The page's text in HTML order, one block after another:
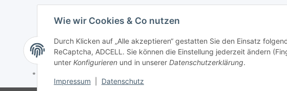
Wie wir Cookies & Co nutzen
Durch Klicken auf „Alle akzeptieren“ gestatten Sie den Einsatz
ReCaptcha, ADCELL. Sie können die Einstellung jederzeit ändern
unter Konfigurieren und in unserer Datenschutzerklärung.
Impressum Datenschutz
* Alle Preise inkl. gesetzlicher USt., zzgl.